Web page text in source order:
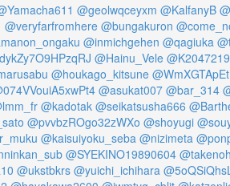
@geolwqceyxm @KalfanyB
@veryfarfromhere @bungakuron
@inmichgehen @qagiuka
@Hainu_Vele
@houkago_kitsune
@asukat007 @bar_314
@kadotak @seikatsusha666
@pvvbzROgo32zWXo @shoyugi
@kaisuiyoku_seba @nizimeta
@SYEKINO19890604
@ukstbkrs @yuichi_ichihara